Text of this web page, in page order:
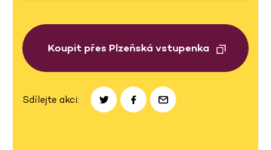
Koupit přes Plzeňská vstupenka
Sdílejte akci: